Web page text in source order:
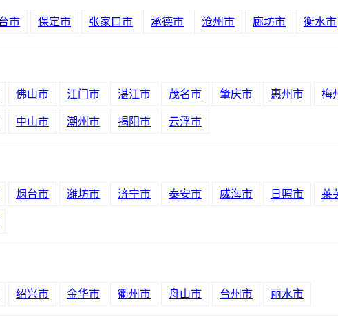
市 保定市 张家口市 承德市 沧州市 廊坊市 衡水市
佛山市 江门市 湛江市 茂名市 肇庆市 惠州市 梅
中山市 潮州市 揭阳市 云浮市
烟台市 潍坊市 济宁市 泰安市 威海市 日照市 莱
绍兴市 金华市 衢州市 舟山市 台州市 丽水市